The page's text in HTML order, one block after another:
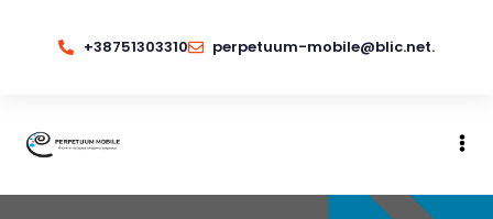
+38751303310 perpetuum-mobile@blic.net.